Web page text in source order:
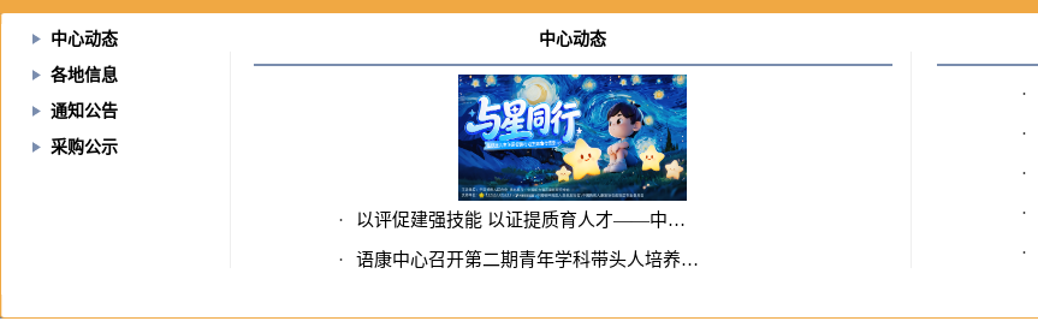
中心动态
各地信息
通知公告
采购公示
中心动态
· 以评促建强技能 以证提质育人才——中…
· 语康中心召开第二期青年学科带头人培养…
·
·
·
·
·